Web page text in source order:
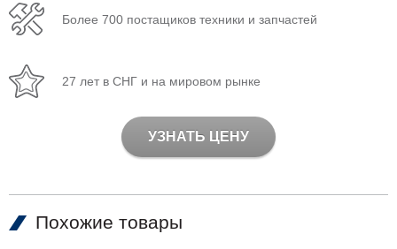
Более 700 постащиков техники и запчастей
27 лет в СНГ и на мировом рынке
УЗНАТЬ ЦЕНУ
Похожие товары